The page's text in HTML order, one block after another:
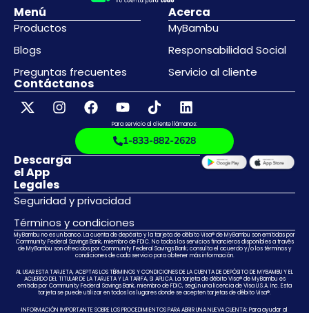
Menú
Productos
Blogs
Preguntas frecuentes
Acerca
MyBambu
Responsabilidad Social
Servicio al cliente
Legales
Seguridad y privacidad
Términos y condiciones
Contáctanos
Para servicio al cliente llámanos:
1-833-882-2628
Descarga
el App
MyBambu no es un banco. La cuenta de depósito y la tarjeta de débito Visa® de MyBambu son emitidas por
Community Federal Savings Bank, miembro de FDIC. No todos los servicios financieros disponibles a través
de MyBambu son ofrecidos por Community Federal Savings Bank; consulta el acuerdo y/o los términos y
condiciones de cada servicio para obtener más información.
AL USAR ESTA TARJETA, ACEPTAS LOS TÉRMINOS Y CONDICIONES DE LA CUENTA DE DEPÓSITO DE MYBAMBU Y EL
ACUERDO DEL TITULAR DE LA TARJETA Y LA TARIFA, SI APLICA. La tarjeta de débito Visa® de MyBambu es
emitida por Community Federal Savings Bank, miembro de FDIC, según una licencia de Visa U.S.A. Inc. Esta
tarjeta se puede utilizar en todos los lugares donde se acepten tarjetas de débito Visa®.
INFORMACIÓN IMPORTANTE SOBRE LOS PROCEDIMIENTOS PARA ABRIR UNA NUEVA CUENTA: Para ayudar al